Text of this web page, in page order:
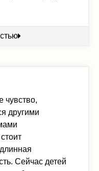
чувство,
другими
Сейчас детей